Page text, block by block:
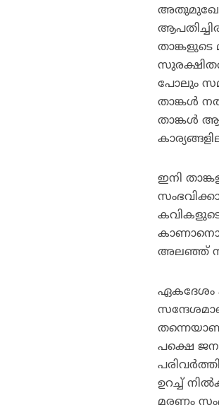
താങ്കളുടെ
പോലും
താങ്കള്‍
താങ്കള്‍
ഇനി
അലഞ്ഞ്
ഏകദേശം
പക്ഷെ
ഉറച്ച്
മരണം